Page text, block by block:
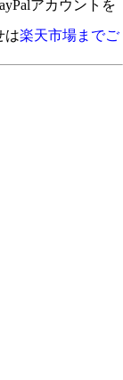
アカウントを
は楽天市場までご